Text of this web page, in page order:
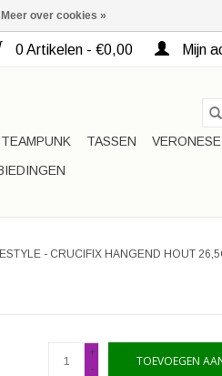
0 Artikelen - €0,00 Mijn
TASSEN
- CRUCIFIX HANGEND HOUT
+
-
TOEVOEGEN
Meer over cookies »